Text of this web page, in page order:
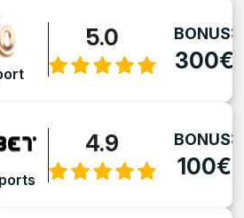
5.0 BONUS:
300€
4.9 BONUS:
100€